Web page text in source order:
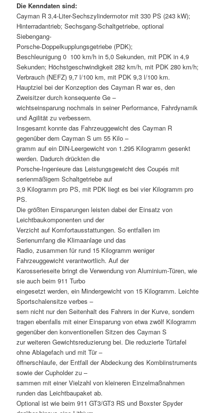
Die Kenndaten sind:
Cayman R 3,4-Liter-Sechszylindermotor mit 330 PS (243 kW);
Hinterradantrieb; Sechsgang-Schaltgetriebe, optional
Siebengang-
Porsche-Doppelkupplungsgetriebe (PDK);
Beschleunigung 0  100 km/h in 5,0 Sekunden, mit PDK in 4,9
Sekunden; Höchstgeschwindigkeit 282 km/h, mit PDK 280 km/h;
Verbrauch (NEFZ) 9,7 l/100 km, mit PDK 9,3 l/100 km.
Hauptziel bei der Konzeption des Cayman R war es, den
Zweisitzer durch konsequente Ge –
wichtseinsparung nochmals in seiner Performance, Fahrdynamik
und Agilität zu verbessern.
Insgesamt konnte das Fahrzeuggewicht des Cayman R
gegenüber dem Cayman S um 55 Kilo –
gramm auf ein DIN-Leergewicht von 1.295 Kilogramm gesenkt
werden. Dadurch drückten die
Porsche-Ingenieure das Leistungsgewicht des Coupés mit
serienmäßigem Schaltgetriebe auf
3,9 Kilogramm pro PS, mit PDK liegt es bei vier Kilogramm pro
PS.
Die größten Einsparungen leisten dabei der Einsatz von
Leichtbaukomponenten und der
Verzicht auf Komfortausstattungen. So entfallen im
Serienumfang die Klimaanlage und das
Radio, zusammen für rund 15 Kilogramm weniger
Fahrzeuggewicht verantwortlich. Auf der
Karosserieseite bringt die Verwendung von Aluminium-Türen, wie
sie auch beim 911 Turbo
eingesetzt werden, ein Mindergewicht von 15 Kilogramm. Leichte
Sportschalensitze verbes –
sern nicht nur den Seitenhalt des Fahrers in der Kurve, sondern
tragen ebenfalls mit einer Einsparung von etwa zwölf Kilogramm
gegenüber den konventionellen Sitzen des Cayman S
zur weiteren Gewichtsreduzierung bei. Die reduzierte Türtafel
ohne Ablagefach und mit Tür –
öffnerschlaufe, der Entfall der Abdeckung des Kombiinstruments
sowie der Cupholder zu –
sammen mit einer Vielzahl von kleineren Einzelmaßnahmen
runden das Leichtbaupaket ab.
Optional ist wie beim 911 GT3/GT3 RS und Boxster Spyder